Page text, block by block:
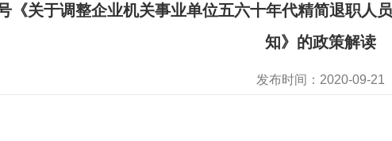
《关于调整企业机关事业单位五六十年代精简退职人
知》的政策解读
发布时间：2020-09-21